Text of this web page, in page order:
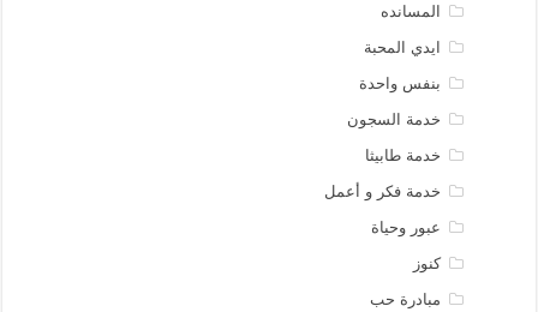
المسانده
ايدي المحبة
بنفس واحدة
خدمة السجون
خدمة طابيثا
خدمة فكر و أعمل
عبور وحياة
كنوز
مبادرة حب